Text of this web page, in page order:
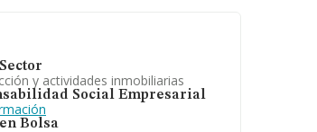
y actividades inmobiliarias
Social Empresarial
Bolsa